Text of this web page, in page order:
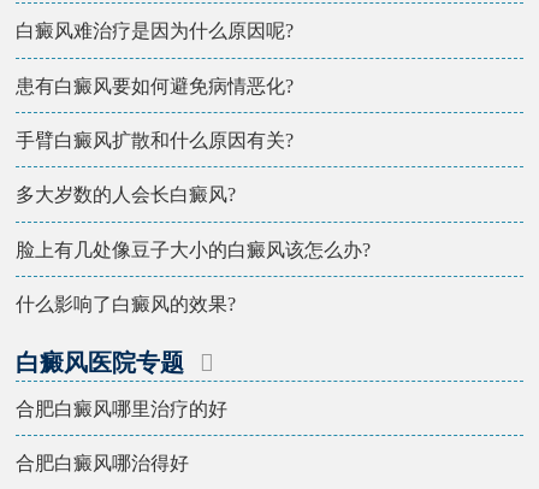
白癜风难治疗是因为什么原因呢?
患有白癜风要如何避免病情恶化?
手臂白癜风扩散和什么原因有关?
多大岁数的人会长白癜风?
脸上有几处像豆子大小的白癜风该怎么办?
什么影响了白癜风的效果?
白癜风医院专题
合肥白癜风哪里治疗的好
合肥白癜风哪治得好